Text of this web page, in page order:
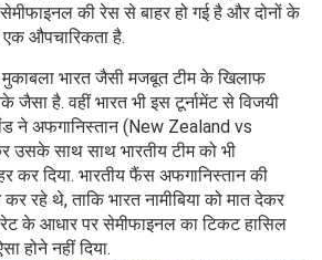
सेमीफाइनल की रेस से बाहर हो गई है और दोनों के
औपचारिकता है.
मुकाबला भारत जैसी मजबूत टीम के खिलाफ
है. वहीं भारत भी इस टूर्नामेंट से विजयी
ने अफगानिस्‍तान (New Zealand vs
उसके साथ साथ भारतीय टीम को भी
कर दिया. भारतीय फैंस अफगानिस्‍तान की
रहे थे, ताकि भारत नामीबिया को मात देकर
के आधार पर सेमीफाइनल का टिकट हासिल
होने नहीं दिया.